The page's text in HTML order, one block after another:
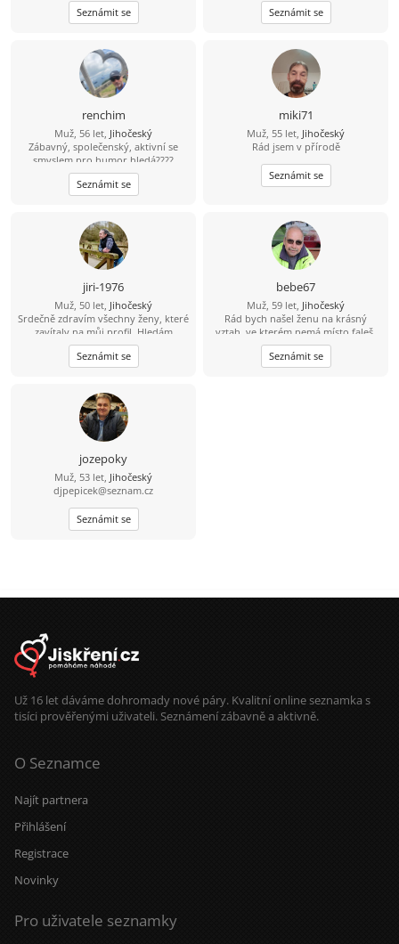
lepší než fucking mlčení.
Seznámit se
Seznámit se
renchim
Muž, 56 let, Jihočeský
Zábavný, společenský, aktivní se
smyslem pro humor hledá????
Najdu????
Seznámit se
miki71
Muž, 55 let, Jihočeský
Rád jsem v přírodě
Seznámit se
jiri-1976
Muž, 50 let, Jihočeský
Srdečně zdravím všechny ženy, které
zavítaly na můj profil. Hledám
pohodovou ženu, která pečuje o své
tělo i duši, žije vědomě a aktivně.
Jsem člověk, který ví, že hledá jednu
ladit myšlením i životním stylem.
Miluju přírodu, zvířata a výlety tam,
kde je ticho, čerstvý vzduch a pěkný
výhled do krajiny. Východy i západy
slunce jsou pro mě malý rituál. Rád
spím někdy pod širákem u jezer, řek
a lesních pramenů. Občas chodím
bosky - i přes žhavé uhlíky. A hotel s
bazénem? Ten si taky užiju. Už přes
deset let si peču kváskový žitný
chleba. Naučil mě, že dobré věci
med od pana včelaře/kamaráda.
energii. A když se naše cesty
protnou, vezmu to jako znamení, že
vesmír má občas opravdu dobré
Seznámit se
bebe67
Muž, 59 let, Jihočeský
Rád bych našel ženu na krásný
vztah, ve kterém nemá místo faleš.
Ženu které bych mohl věřit.
Seznámit se
jozepoky
Muž, 53 let, Jihočeský
djpepicek@seznam.cz
Seznámit se
Už 16 let dáváme dohromady nové páry. Kvalitní online seznamka s
tisíci prověřenými uživateli. Seznámení zábavně a aktivně.
O Seznamce
Najít partnera
Přihlášení
Registrace
Novinky
Pro uživatele seznamky